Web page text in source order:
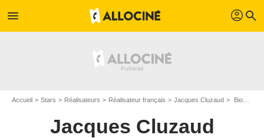
menu profil search
Accueil Stars Réalisateurs Réalisateur français Jacques Cluzaud Biographie Jacques Cluzaud
Jacques Cluzaud